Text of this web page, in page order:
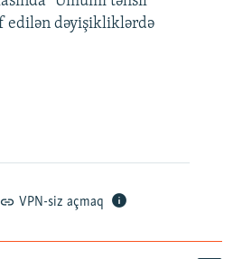
360p 480p
1080p
720p
edilən dəyişikliklərdə
VPN-siz açmaq